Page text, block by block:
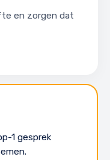
en zorgen dat
1 gesprek